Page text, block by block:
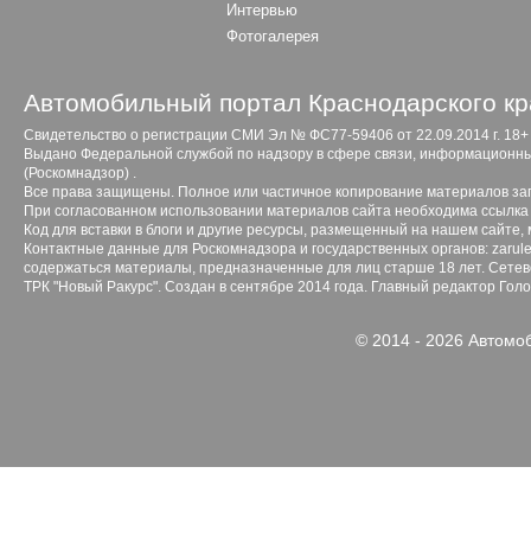
Интервью
Фотогалерея
Автомобильный портал Краснодарского
Свидетельство о регистрации СМИ Эл № ФС77-59406 от 22.09.2014 г. 18+
Выдано Федеральной службой по надзору в сфере связи,
(Роскомнадзор) .
Все права защищены. Полное или частичное копирование материалов
При согласованном использовании материалов сайта необходима ссылка
Код для вставки в блоги и другие ресурсы, размещенный на нашем сайте,
Контактные данные для Роскомнадзора и государственных органов:
содержаться материалы, предназначенные для лиц старше 18 лет.
ТРК "Новый Ракурс". Создан в сентябре 2014 года. Главный редактор
© 2014 - 2026